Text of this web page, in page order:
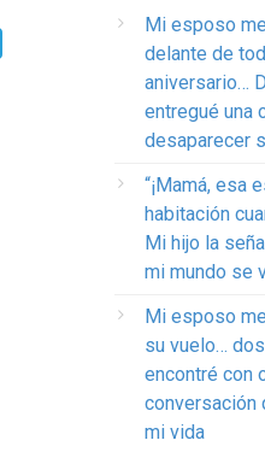
Mi esposo
delante de
aniversario…
entregué una
desaparecer
“¡Mamá, esa
habitación
Mi hijo la
mi mundo se
Mi esposo
su vuelo…
encontré con
conversación
mi vida